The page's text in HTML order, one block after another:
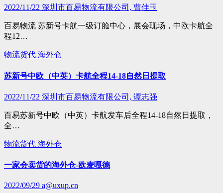
2022/11/22 深圳市百易物流有限公司, 曹佳玉
百易物流 苏新号卡航一级订舱中心，展会现场，中欧卡航全
程12…
物流货代 海外仓
苏新号中欧（中英）卡航全程14-18自然日提取
2022/11/22 深圳市百易物流有限公司, 谭志强
百易苏新号中欧（中英）卡航发车后全程14-18自然日提取，
全…
物流货代 海外仓
一家会卖货的海外仓-欧麦嘎德
2022/09/29 a@uxup.cn